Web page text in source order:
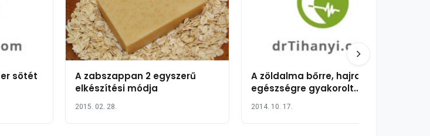
sötét
A zabszappan 2 egyszerű
elkészítési módja
2015. 02. 28.
A zöldalma bőrre, hajra és
egészségre gyakorolt
2014. 10. 17.